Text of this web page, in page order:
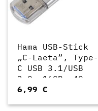
Hama USB-Stick
„C-Laeta“, Type-
C USB 3.1/USB
3.0, 16GB, 40
MB/s, Silber
6,99€